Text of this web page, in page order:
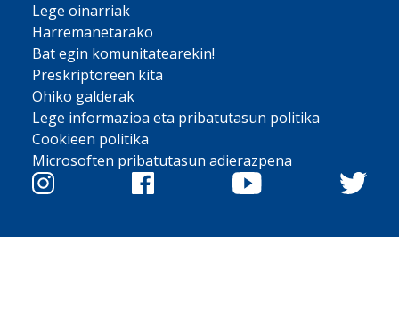
Lege oinarriak
Harremanetarako
Bat egin komunitatearekin!
Preskriptoreen kita
Ohiko galderak
Lege informazioa eta pribatutasun politika
Cookieen politika
Microsoften pribatutasun adierazpena